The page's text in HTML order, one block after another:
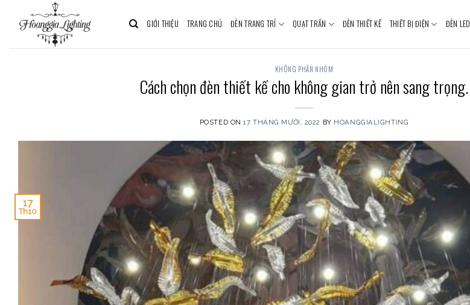
GIỚI THIỆU TRANG CHỦ ĐÈN TRANG TRÍ QUẠT TRẦN ĐÈN THIẾT KẾ THIẾT BỊ ĐIỆN ĐÈN LED
KHÔNG PHÂN NHÓM
Cách chọn đèn thiết kế cho không gian trở nên sang trọng.
POSTED ON17 THÁNG MƯỜI, 2022 BY HOANGGIALIGHTING
17
Th10